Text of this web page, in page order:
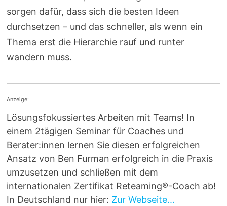
sorgen dafür, dass sich die besten Ideen
durchsetzen – und das schneller, als wenn ein
Thema erst die Hierarchie rauf und runter
wandern muss.
Anzeige:
Lösungsfokussiertes Arbeiten mit Teams! In
einem 2tägigen Seminar für Coaches und
Berater:innen lernen Sie diesen erfolgreichen
Ansatz von Ben Furman erfolgreich in die Praxis
umzusetzen und schließen mit dem
internationalen Zertifikat Reteaming®-Coach ab!
In Deutschland nur hier: Zur Webseite...